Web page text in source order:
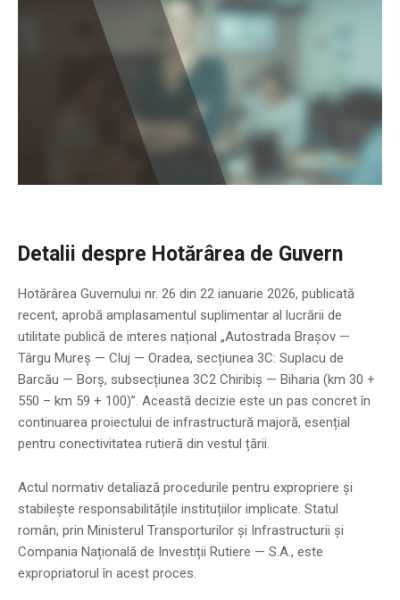
Detalii despre Hotărârea de Guvern
Hotărârea Guvernului nr. 26 din 22 ianuarie 2026, publicată
recent, aprobă amplasamentul suplimentar al lucrării de
utilitate publică de interes național „Autostrada Brașov —
Târgu Mureș — Cluj — Oradea, secțiunea 3C: Suplacu de
Barcău — Borș, subsecțiunea 3C2 Chiribiș — Biharia (km 30 +
550 – km 59 + 100)”. Această decizie este un pas concret în
continuarea proiectului de infrastructură majoră, esențial
pentru conectivitatea rutieră din vestul țării.
Actul normativ detaliază procedurile pentru expropriere și
stabilește responsabilitățile instituțiilor implicate. Statul
român, prin Ministerul Transporturilor și Infrastructurii și
Compania Națională de Investiții Rutiere — S.A., este
expropriatorul în acest proces.